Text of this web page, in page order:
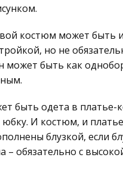
математическое
предпринимательское
и Спорт, Здоровье
оборона
вырабатывают
одежду, радио
костюм может быть и
но не
может быть как
быть одета в платье-
И костюм, и
блузкой, если
– обязательно с